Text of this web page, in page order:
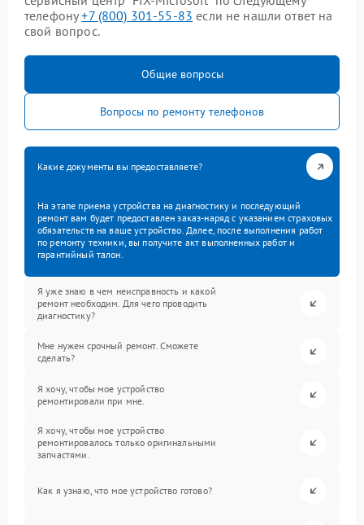
телефону+7 (800) 301-55-83 если не нашли ответ на
свой вопрос.
Общие вопросы
Вопросы по ремонту телефонов
Какие документы вы предоставляете?
На этапе приема устройства на диагностику и последующий
ремонт вам будет предоставлен заказ-наряд с указанием страховых
обязательств на ваше устройство. Далее, после выполнения работ
по ремонту техники, вы получите акт выполненных работ и
гарантийный талон.
Я уже знаю в чем неисправность и какой
ремонт необходим. Для чего проводить
диагностику?
Мне нужен срочный ремонт. Сможете
сделать?
Я хочу, чтобы мое устройство
ремонтировали при мне.
Я хочу, чтобы мое устройство
ремонтировалось только оригинальными
запчастями.
Как я узнаю, что мое устройство готово?